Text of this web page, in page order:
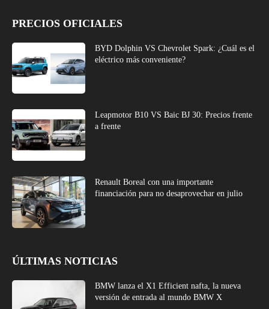
PRECIOS OFICIALES
BYD Dolphin VS Chevrolet Spark: ¿Cuál es el
eléctrico más conveniente?
Leapmotor B10 VS Baic BJ 30: Precios frente
a frente
Renault Boreal con una importante
financiación para no desaprovechar en julio
ÚLTIMAS NOTICIAS
BMW lanza el X1 Efficient nafta, la nueva
versión de entrada al mundo BMW X